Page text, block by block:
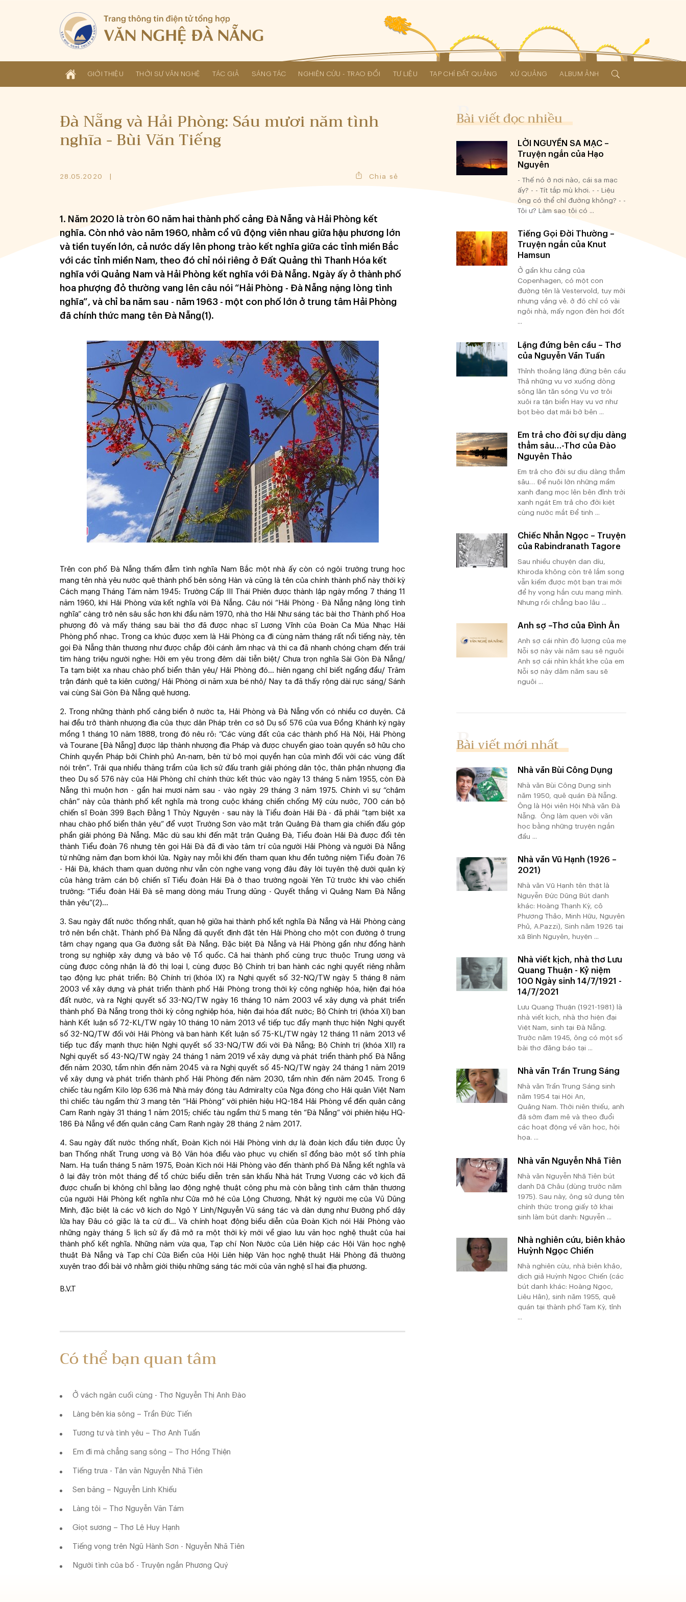
GIỚI THIỆU THỜI SỰ VĂN NGHỆ TÁC GIẢ SÁNG TÁC NGHIÊN CỨU - TRAO ĐỔI TƯ LIỆU TẠP CHÍ ĐẤT QUẢNG XỨ QUẢNG ALBUM ẢNH
Đà Nẵng và Hải Phòng: Sáu mươi năm tình
nghĩa - Bùi Văn Tiếng
28.05.2020 Chia sẻ
1. Năm 2020 là tròn 60 năm hai thành phố cảng Đà Nẵng và Hải Phòng kết
nghĩa. Còn nhớ vào năm 1960, nhằm cổ vũ động viên nhau giữa hậu phương lớn
và tiền tuyến lớn, cả nước dấy lên phong trào kết nghĩa giữa các tỉnh miền Bắc
với các tỉnh miền Nam, theo đó chỉ nói riêng ở Đất Quảng thì Thanh Hóa kết
nghĩa với Quảng Nam và Hải Phòng kết nghĩa với Đà Nẵng. Ngày ấy ở thành phố
hoa phượng đỏ thường vang lên câu nói “Hải Phòng - Đà Nẵng nặng lòng tình
nghĩa”, và chỉ ba năm sau - năm 1963 - một con phố lớn ở trung tâm Hải Phòng
đã chính thức mang tên Đà Nẵng(1).
Trên con phố Đà Nẵng thấm đẫm tình nghĩa Nam Bắc một nhà ấy còn có ngôi trường trung học
mang tên nhà yêu nước quê thành phố bên sông Hàn và cũng là tên của chính thành phố này thời kỳ
Cách mạng Tháng Tám năm 1945: Trường Cấp III Thái Phiên được thành lập ngày mồng 7 tháng 11
năm 1960, khi Hải Phòng vừa kết nghĩa với Đà Nẵng. Câu nói “Hải Phòng - Đà Nẵng nặng lòng tình
nghĩa” càng trở nên sâu sắc hơn khi đầu năm 1970, nhà thơ Hải Như sáng tác bài thơ Thành phố Hoa
phượng đỏ và mấy tháng sau bài thơ đã được nhạc sĩ Lương Vĩnh của Đoàn Ca Múa Nhạc Hải
Phòng phổ nhạc. Trong ca khúc được xem là Hải Phòng ca đi cùng năm tháng rất nổi tiếng này, tên
gọi Đà Nẵng thân thương như được chắp đôi cánh âm nhạc và thi ca đã nhanh chóng chạm đến trái
tim hàng triệu người nghe: Hỡi em yêu trong đêm dài tiễn biệt/ Chưa trọn nghĩa Sài Gòn Đà Nẵng/
Ta tạm biệt xa nhau chào phố biển thân yêu/ Hải Phòng đó... hiên ngang chỉ biết ngẩng đầu/ Trăm
trận đánh quê ta kiên cường/ Hải Phòng ơi năm xưa bé nhỏ/ Nay ta đã thấy rộng dài rực sáng/ Sánh
vai cùng Sài Gòn Đà Nẵng quê hương.
2. Trong những thành phố cảng biển ở nước ta, Hải Phòng và Đà Nẵng vốn có nhiều cơ duyên. Cả
hai đều trở thành nhượng địa của thực dân Pháp trên cơ sở Dụ số 576 của vua Đồng Khánh ký ngày
mồng 1 tháng 10 năm 1888, trong đó nêu rõ: “Các vùng đất của các thành phố Hà Nội, Hải Phòng
và Tourane [Đà Nẵng] được lập thành nhượng địa Pháp và được chuyển giao toàn quyền sở hữu cho
Chính quyền Pháp bởi Chính phủ An-nam, bên từ bỏ mọi quyền hạn của mình đối với các vùng đất
nói trên”. Trải qua nhiều thăng trầm của lịch sử đấu tranh giải phóng dân tộc, thân phận nhượng địa
theo Dụ số 576 này của Hải Phòng chỉ chính thức kết thúc vào ngày 13 tháng 5 năm 1955, còn Đà
Nẵng thì muộn hơn - gần hai mươi năm sau - vào ngày 29 tháng 3 năm 1975. Chính vì sự “chậm
chân” này của thành phố kết nghĩa mà trong cuộc kháng chiến chống Mỹ cứu nước, 700 cán bộ
chiến sĩ Đoàn 399 Bạch Đằng 1 Thủy Nguyên - sau này là Tiểu đoàn Hải Đà - đã phải “tạm biệt xa
nhau chào phố biển thân yêu” để vượt Trường Sơn vào mặt trận Quảng Đà tham gia chiến đấu góp
phần giải phóng Đà Nẵng. Mặc dù sau khi đến mặt trận Quảng Đà, Tiểu đoàn Hải Đà được đổi tên
thành Tiểu đoàn 76 nhưng tên gọi Hải Đà đã đi vào tâm trí của người Hải Phòng và người Đà Nẵng
từ những năm đạn bom khói lửa. Ngày nay mỗi khi đến tham quan khu đền tưởng niệm Tiểu đoàn 76
- Hải Đà, khách tham quan dường như vẫn còn nghe vang vọng đâu đây lời tuyên thệ dưới quân kỳ
của hàng trăm cán bộ chiến sĩ Tiểu đoàn Hải Đà ở thao trường ngoài Yên Tử trước khi vào chiến
trường: “Tiểu đoàn Hải Đà sẽ mang dòng máu Trung dũng - Quyết thắng vì Quảng Nam Đà Nẵng
thân yêu”(2)...
3. Sau ngày đất nước thống nhất, quan hệ giữa hai thành phố kết nghĩa Đà Nẵng và Hải Phòng càng
trở nên bền chặt. Thành phố Đà Nẵng đã quyết định đặt tên Hải Phòng cho một con đường ở trung
tâm chạy ngang qua Ga đường sắt Đà Nẵng. Đặc biệt Đà Nẵng và Hải Phòng gần như đồng hành
trong sự nghiệp xây dựng và bảo vệ Tổ quốc. Cả hai thành phố cùng trực thuộc Trung ương và
cùng được công nhận là đô thị loại I, cùng được Bộ Chính trị ban hành các nghị quyết riêng nhằm
tạo động lực phát triển: Bộ Chính trị (khóa IX) ra Nghị quyết số 32-NQ/TW ngày 5 tháng 8 năm
2003 về xây dựng và phát triển thành phố Hải Phòng trong thời kỳ công nghiệp hóa, hiện đại hóa
đất nước, và ra Nghị quyết số 33-NQ/TW ngày 16 tháng 10 năm 2003 về xây dựng và phát triển
thành phố Đà Nẵng trong thời kỳ công nghiệp hóa, hiện đại hóa đất nước; Bộ Chính trị (khóa XI) ban
hành Kết luận số 72-KL/TW ngày 10 tháng 10 năm 2013 về tiếp tục đẩy mạnh thực hiện Nghị quyết
số 32-NQ/TW đối với Hải Phòng và ban hành Kết luận số 75-KL/TW ngày 12 tháng 11 năm 2013 về
tiếp tục đẩy mạnh thực hiện Nghị quyết số 33-NQ/TW đối với Đà Nẵng; Bộ Chính trị (khóa XII) ra
Nghị quyết số 43-NQ/TW ngày 24 tháng 1 năm 2019 về xây dựng và phát triển thành phố Đà Nẵng
đến năm 2030, tầm nhìn đến năm 2045 và ra Nghị quyết số 45-NQ/TW ngày 24 tháng 1 năm 2019
về xây dựng và phát triển thành phố Hải Phòng đến năm 2030, tầm nhìn đến năm 2045. Trong 6
chiếc tàu ngầm Kilo lớp 636 mà Nhà máy đóng tàu Admiralty của Nga đóng cho Hải quân Việt Nam
thì chiếc tàu ngầm thứ 3 mang tên “Hải Phòng” với phiên hiệu HQ-184 Hải Phòng về đến quân cảng
Cam Ranh ngày 31 tháng 1 năm 2015; chiếc tàu ngầm thứ 5 mang tên “Đà Nẵng” với phiên hiệu HQ-
186 Đà Nẵng về đến quân cảng Cam Ranh ngày 28 tháng 2 năm 2017.
4. Sau ngày đất nước thống nhất, Đoàn Kịch nói Hải Phòng vinh dự là đoàn kịch đầu tiên được Ủy
ban Thống nhất Trung ương và Bộ Văn hóa điều vào phục vụ chiến sĩ đồng bào một số tỉnh phía
Nam. Hạ tuần tháng 5 năm 1975, Đoàn Kịch nói Hải Phòng vào đến thành phố Đà Nẵng kết nghĩa và
ở lại đây tròn một tháng để tổ chức biểu diễn trên sân khấu Nhà hát Trưng Vương các vở kịch đã
được chuẩn bị không chỉ bằng lao động nghệ thuật công phu mà còn bằng tình cảm thân thương
của người Hải Phòng kết nghĩa như Cửa mở hé của Lộng Chương, Nhật ký người mẹ của Vũ Dũng
Minh, đặc biệt là các vở kịch do Ngô Y Linh/Nguyễn Vũ sáng tác và dàn dựng như Đường phố dậy
lửa hay Đâu có giặc là ta cứ đi... Và chính hoạt động biểu diễn của Đoàn Kịch nói Hải Phòng vào
những ngày tháng 5 lịch sử ấy đã mở ra một thời kỳ mới về giao lưu văn học nghệ thuật của hai
thành phố kết nghĩa. Những năm vừa qua, Tạp chí Non Nước của Liên hiệp các Hội Văn học nghệ
thuật Đà Nẵng và Tạp chí Cửa Biển của Hội Liên hiệp Văn học nghệ thuật Hải Phòng đã thường
xuyên trao đổi bài vở nhằm giới thiệu những sáng tác mới của văn nghệ sĩ hai địa phương.
B.V.T
Có thể bạn quan tâm
Ở vách ngăn cuối cùng - Thơ Nguyễn Thị Anh Đào
Làng bên kia sông – Trần Đức Tiến
Tương tư và tình yêu – Thơ Anh Tuấn
Em đi mà chẳng sang sông – Thơ Hồng Thiện
Tiếng trưa - Tản văn Nguyễn Nhã Tiên
Sen băng – Nguyễn Linh Khiếu
Làng tôi – Thơ Nguyễn Văn Tám
Giọt sương – Thơ Lê Huy Hạnh
Tiếng vọng trên Ngũ Hành Sơn - Nguyễn Nhã Tiên
Người tình của bố - Truyện ngắn Phương Quý
Bài viết đọc nhiều
LỜI NGUYỀN SA MẠC –
Truyện ngắn của Hạo
Nguyên
- Thế nó ở nơi nào, cái sa mạc
ấy? - - Tít tắp mù khơi. - - Liệu
ông có thể chỉ đường không? - -
Tôi ư? Làm sao tôi có ...
Tiếng Gọi Đời Thường –
Truyện ngắn của Knut
Hamsun
Ở gần khu cảng của
Copenhagen, có một con
đường tên là Vestervold, tuy mới
nhưng vắng vẻ. ở đó chỉ có vài
ngôi nhà, mấy ngọn đèn hơi đốt
...
Lặng đứng bên cầu – Thơ
của Nguyễn Văn Tuấn
Thỉnh thoảng lặng đứng bên cầu
Thả những vu vơ xuống dòng
sông lăn tăn sóng Vu vơ trôi
xuôi ra tận biển Hay vu vơ như
bọt bèo dạt mãi bờ bên ...
Em trả cho đời sự dịu dàng
thẳm sâu…-Thơ của Đào
Nguyên Thảo
Em trả cho đời sự dịu dàng thẳm
sâu… Để nuôi lớn những mầm
xanh đang mọc lên bên đỉnh trời
xanh ngát Em trả cho đời kiệt
cùng nước mắt Để tinh ...
Chiếc Nhẫn Ngọc – Truyện
của Rabindranath Tagore
Sau nhiều chuyện dan díu,
Khiroda không còn trẻ lắm song
vẫn kiếm được một bạn trai mới
để hy vọng hắn cưu mang mình.
Nhưng rồi chẳng bao lâu ...
Anh sợ –Thơ của Đình Ân
Anh sợ cái nhìn độ lượng của mẹ
Nỗi sợ này vài năm sau sẽ nguôi
Anh sợ cái nhìn khắt khe của em
Nỗi sợ này dăm năm sau sẽ
nguôi ...
Bài viết mới nhất
Nhà văn Bùi Công Dụng
Nhà văn Bùi Công Dụng sinh
năm 1950, quê quán Đà Nẵng.
Ông là Hội viên Hội Nhà văn Đà
Nẵng. Ông làm quen với văn
học bằng những truyện ngắn
đầu ...
Nhà văn Vũ Hạnh (1926 –
2021)
Nhà văn Vũ Hạnh tên thật là
Nguyễn Đức Dũng Bút danh
khác: Hoàng Thanh Kỳ, cô
Phương Thảo, Minh Hữu, Nguyên
Phủ, A.Pazzi), Sinh năm 1926 tại
xã Bình Nguyên, huyện ...
Nhà viết kịch, nhà thơ Lưu
Quang Thuận - Kỷ niệm
100 Ngày sinh 14/7/1921 -
14/7/2021
Lưu Quang Thuận (1921-1981) là
nhà viết kịch, nhà thơ hiện đại
Việt Nam, sinh tại Đà Nẵng.
Trước năm 1945, ông có một số
bài thơ đăng báo tại ...
Nhà văn Trần Trung Sáng
Nhà văn Trần Trung Sáng sinh
năm 1954 tại Hội An,
Quảng Nam. Thời niên thiếu, anh
đã sớm đam mê và theo đuổi
các hoạt động về văn học, hội
họa. ...
Nhà văn Nguyễn Nhã Tiên
Nhà văn Nguyễn Nhã Tiên bút
danh Dã Châu (dùng trước năm
1975). Sau này, ông sử dụng tên
chính thức trong giấy tờ khai
sinh làm bút danh: Nguyễn ...
Nhà nghiên cứu, biên khảo
Huỳnh Ngọc Chiến
Nhà nghiên cứu, nhà biên khảo,
dịch giả Huỳnh Ngọc Chiến (các
bút danh khác: Hoàng Ngọc,
Liêu Hân), sinh năm 1955, quê
quán tại thành phố Tam Kỳ, tỉnh
...